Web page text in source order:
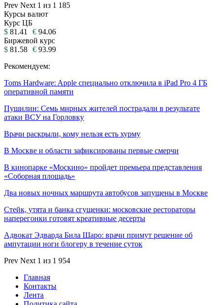
Prev Next 1 из 1 185
Курсы валют
Курс ЦБ
$ 81.41 € 94.06
Биржевой курс
$ 81.58 € 93.99
Рекомендуем:
Toms Hardware: Apple специально отключила в iPad Pro 4 ГБ
оперативной памяти
Пушилин: Семь мирных жителей пострадали в результате
атаки ВСУ на Горловку
Врачи раскрыли, кому нельзя есть хурму
В Москве и области зафиксированы первые смерчи
В кинопарке «Москино» пройдет премьера представления
«Соборная площадь»
Два новых ночных маршрута автобусов запущены в Москве
Стейк, утята и банка сгущенки: московские рестораторы
наперегонки готовят креативные десерты
Адвокат Эдварда Била Шаро: врачи примут решение об
ампутации ноги блогеру в течение суток
Prev Next 1 из 1 954
Главная
Контакты
Лента